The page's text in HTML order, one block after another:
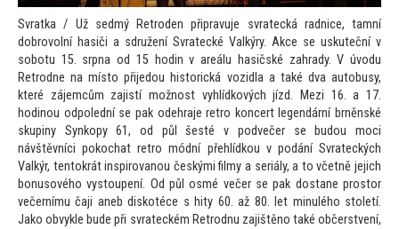
Svratka / Už sedmý Retroden připravuje svratecká radnice, tamní
dobrovolní hasiči a sdružení Svratecké Valkýry. Akce se uskuteční v
sobotu 15. srpna od 15 hodin v areálu hasičské zahrady. V úvodu
Retrodne na místo přijedou historická vozidla a také dva autobusy,
které zájemcům zajistí možnost vyhlídkových jízd. Mezi 16. a 17.
hodinou odpolední se pak odehraje retro koncert legendární brněnské
skupiny Synkopy 61, od půl šesté v podvečer se budou moci
návštěvníci pokochat retro módní přehlídkou v podání Svrateckých
Valkýr, tentokrát inspirovanou českými filmy a seriály, a to včetně jejich
bonusového vystoupení. Od půl osmé večer se pak dostane prostor
večernímu čaji aneb diskotéce s hity 60. až 80. let minulého století.
Jako obvykle bude při svrateckém Retrodnu zajištěno také občerstvení,